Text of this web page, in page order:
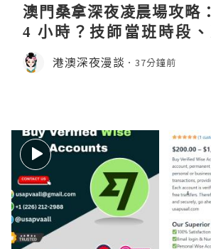
澳門桑拿深夜凌晨場攻略
4 小時？技師當班時段
程、過夜安排一次過講清
港澳深夜漫談 37分鐘前